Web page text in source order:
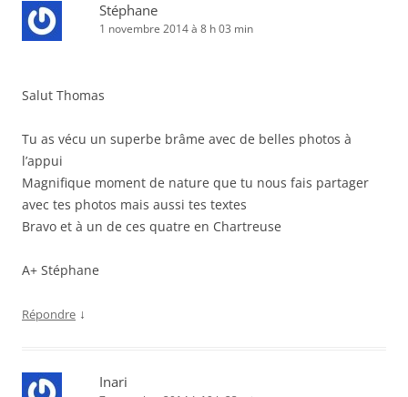
Stéphane
1 novembre 2014 à 8 h 03 min
Salut Thomas
Tu as vécu un superbe brâme avec de belles photos à
l’appui
Magnifique moment de nature que tu nous fais partager
avec tes photos mais aussi tes textes
Bravo et à un de ces quatre en Chartreuse
A+ Stéphane
Répondre ↓
Inari